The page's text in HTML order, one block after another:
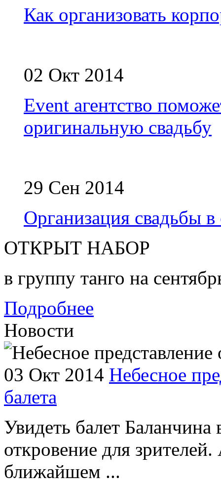
Как организовать
02 Окт 2014
Event агентство
оригинальную свадьбу
29 Сен 2014
Организация свадьбы в
ОТКРЫТ НАБОР
в группу танго на
Подробнее
Новости
03 Окт 2014 Небесное
балета
Увидеть балет
откровение для
ближайшем ...